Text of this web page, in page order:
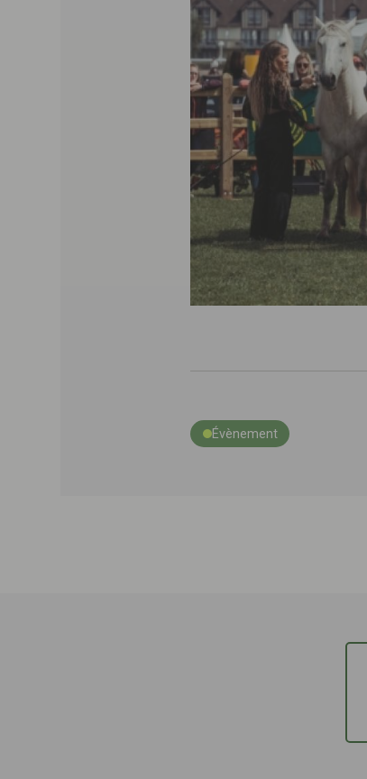
Évènement